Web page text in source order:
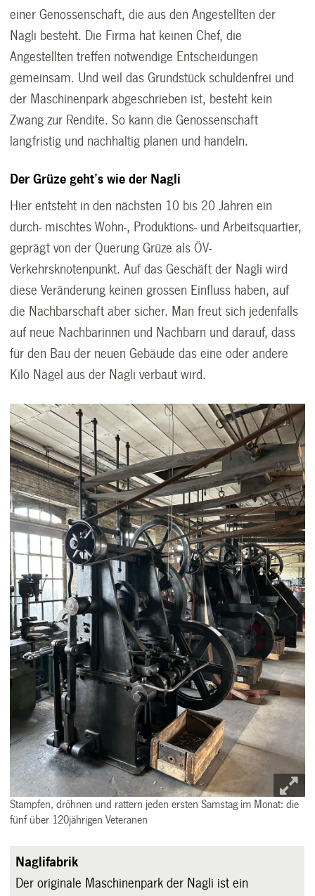
einer Genossenschaft, die aus den Angestellten der
Nagli besteht. Die Firma hat keinen Chef, die
Angestellten treffen notwendige Entscheidungen
gemeinsam. Und weil das Grundstück schuldenfrei und
der Maschinenpark abgeschrieben ist, besteht kein
Zwang zur Rendite. So kann die Genossenschaft
langfristig und nachhaltig planen und handeln.
Der Grüze geht’s wie der Nagli
Hier entsteht in den nächsten 10 bis 20 Jahren ein
durch- mischtes Wohn-, Produktions- und Arbeitsquartier,
geprägt von der Querung Grüze als ÖV-
Verkehrsknotenpunkt. Auf das Geschäft der Nagli wird
diese Veränderung keinen grossen Einfluss haben, auf
die Nachbarschaft aber sicher. Man freut sich jedenfalls
auf neue Nachbarinnen und Nachbarn und darauf, dass
für den Bau der neuen Gebäude das eine oder andere
Kilo Nägel aus der Nagli verbaut wird.
Stampfen, dröhnen und rattern jeden ersten Samstag im Monat: die
fünf über 120jährigen Veteranen
Naglifabrik
Der originale Maschinenpark der Nagli ist ein